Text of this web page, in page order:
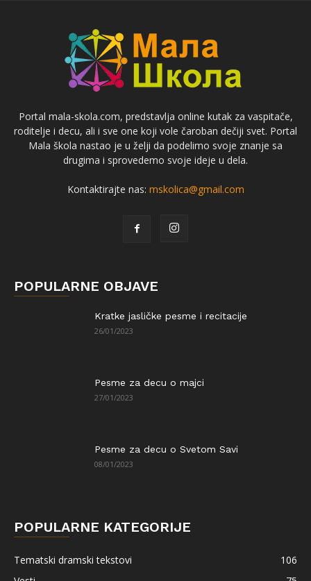
Portal mala-skola.com, predstavlja online kutak za vaspitače,
roditelje i decu, ali i sve one koji vole čaroban dečiji svet. Portal
Mala škola nastao je u želji da podelimo svoje znanje sa
drugima i sprovedemo svoje ideje u dela.
Kontaktirajte nas: mskolica@gmail.com
POPULARNE OBJAVE
Kratke jasličke pesme i recitacije
26/01/2023
Pesme za decu o majci
27/01/2023
Pesme za decu o Svetom Savi
08/01/2023
POPULARNE KATEGORIJE
Tematski dramski tekstovi
106